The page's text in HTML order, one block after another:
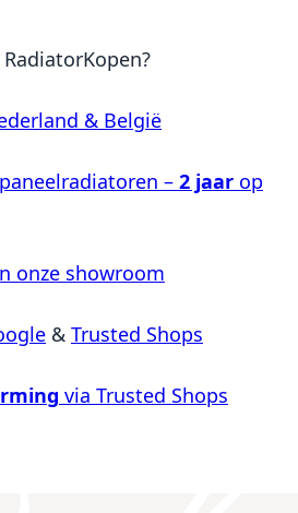
& België
– 2 jaar op
onze showroom
& Trusted Shops
via Trusted Shops